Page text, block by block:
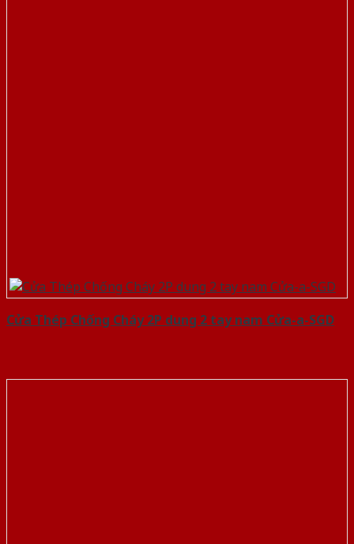
Cửa Thép Chống Cháy 2P dung 2 tay nam Cửa-a-SGD